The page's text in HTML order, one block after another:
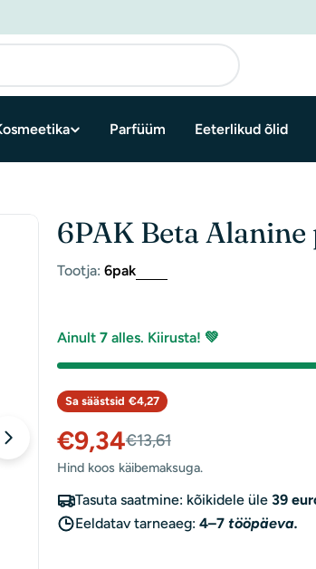
Parfüüm Eeterlikud õlid
6PAK Beta
Tootja: 6pak
Ainult 7alles. Kiirusta! 💚
Sa säästsid €4,27
Müügihind
€9,34
Tavaline
hind
€13,61
Hind koos käibemaksuga.
Tasuta saatmine: kõikidele üle 39
Eeldatav tarneaeg: 4–7 tööpäeva.